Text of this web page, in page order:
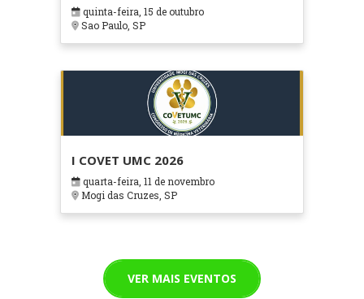
quinta-feira, 15 de outubro
Sao Paulo, SP
I COVET UMC 2026
quarta-feira, 11 de novembro
Mogi das Cruzes, SP
VER MAIS EVENTOS